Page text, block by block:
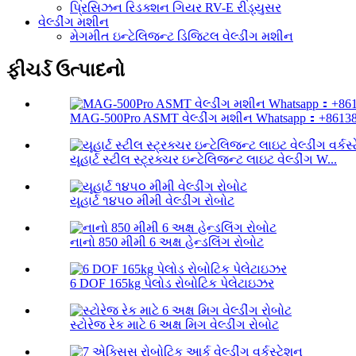
પ્રિસિઝન રિડક્શન ગિયર RV-E રીડ્યુસર
વેલ્ડીંગ મશીન
મેગમીત ઇન્ટેલિજન્ટ ડિજિટલ વેલ્ડીંગ મશીન
ફીચર્ડ ઉત્પાદનો
MAG-500Pro ASMT વેલ્ડીંગ મશીન Whatsapp：
યૂહાર્ટ સ્ટીલ સ્ટ્રક્ચર ઇન્ટેલિજન્ટ લાઇટ વેલ્ડીંગ W...
યૂહાર્ટ ૧૪૫૦ મીમી વેલ્ડીંગ રોબોટ
નાનો 850 મીમી 6 અક્ષ હેન્ડલિંગ રોબોટ
6 DOF 165kg પેલોડ રોબોટિક પેલેટાઇઝર
સ્ટોરેજ રેક માટે 6 અક્ષ મિગ વેલ્ડીંગ રોબોટ